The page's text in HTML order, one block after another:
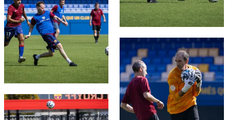
FC Barcelona club badge
FC Barcelona club badge